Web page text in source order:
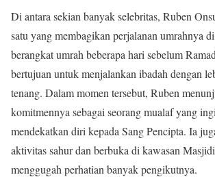
Di antara sekian banyak selebritas, Ruben
satu yang membagikan perjalanan umrahnya
berangkat umrah beberapa hari sebelum
bertujuan untuk menjalankan ibadah dengan
tenang. Dalam momen tersebut, Ruben
komitmennya sebagai seorang mualaf yang
mendekatkan diri kepada Sang Pencipta. Ia
aktivitas sahur dan berbuka di kawasan
menggugah perhatian banyak pengikutnya.